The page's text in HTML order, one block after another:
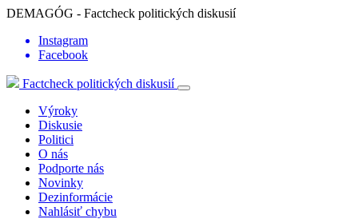
DEMAGÓG - Factcheck politických diskusií
Instagram
Facebook
Factcheck politických diskusií
Výroky
Diskusie
Politici
O nás
Podporte nás
Novinky
Dezinformácie
Nahlásiť chybu